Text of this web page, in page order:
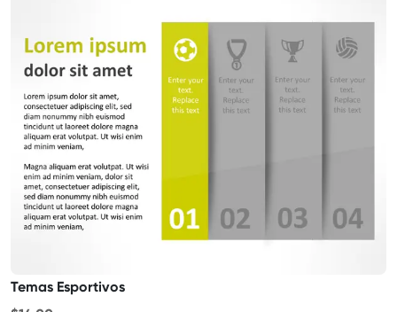
Temas Esportivos